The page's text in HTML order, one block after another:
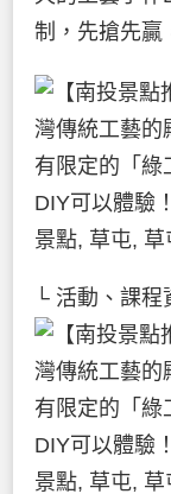
制，先搶先贏
└ 活動、課程